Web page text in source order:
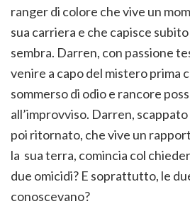
ranger di colore che vive un
sua carriera e che capisce
sembra. Darren, con passione
venire a capo del mistero prima
sommerso di odio e rancore
all’improvviso. Darren,
poi ritornato, che vive un
la sua terra, comincia col
due omicidi? E soprattutto, le
conoscevano?